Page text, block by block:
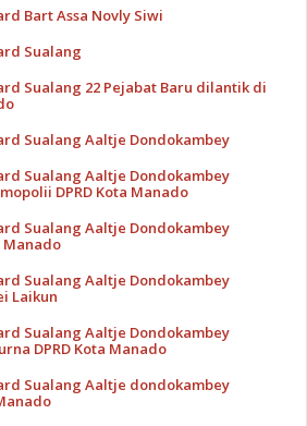
Bart Assa Novly Siwi
Sualang
Sualang 22 Pejabat Baru dilantik di
Sualang Aaltje Dondokambey
Sualang Aaltje Dondokambey
DPRD Kota Manado
Sualang Aaltje Dondokambey
Manado
Sualang Aaltje Dondokambey
Laikun
Sualang Aaltje Dondokambey
DPRD Kota Manado
Sualang Aaltje dondokambey